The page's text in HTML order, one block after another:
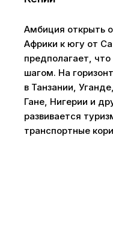
Амбиция открыть
Африки к югу от
предполагает,
шагом. На
в Танзании,
Гане, Нигерии и
развивается
транспортные